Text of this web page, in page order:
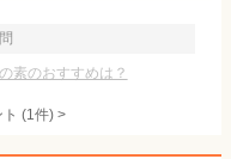
素のおすすめは？
(1件) >